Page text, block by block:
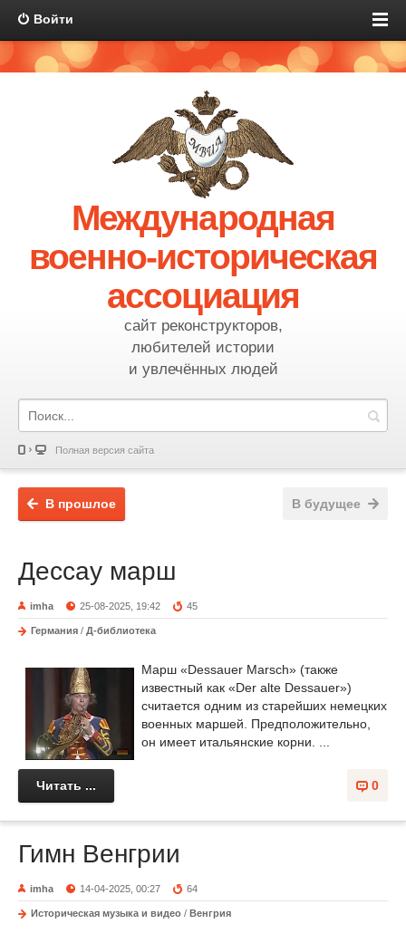
Войти
Международная
военно-историческая
ассоциация
сайт реконструкторов,
любителей истории
и увлечённых людей
Полная версия сайта
В будущее
В прошлое
Дессау марш
imha 25-08-2025, 19:42 45
Германия / Д-библиотека
Марш «Dessauer Marsch» (также
известный как «Der alte Dessauer»)
считается одним из старейших немецких
военных маршей. Предположительно,
он имеет итальянские корни. ...
0
Читать ...
Гимн Венгрии
imha 14-04-2025, 00:27 64
Историческая музыка и видео / Венгрия